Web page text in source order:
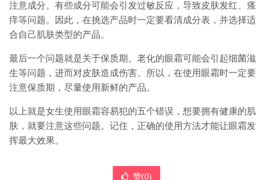
注意成分。有些成分可能会引发过敏反应，导致皮肤发红、瘙
痒等问题。因此，在挑选产品时一定要看清成分表，并选择适
合自己肌肤类型的产品。
最后一个问题就是关于保质期。老化的眼霜可能会引起细菌滋
生等问题，进而对皮肤造成伤害。所以，在使用眼霜时一定要
注意保质期，尽量使用新鲜的产品。
以上就是女生使用眼霜容易犯的五个错误，想要拥有健康的肌
肤，就要注意这些问题。记住，正确的使用方法才能让眼霜发
挥最大效果。
赞(0)